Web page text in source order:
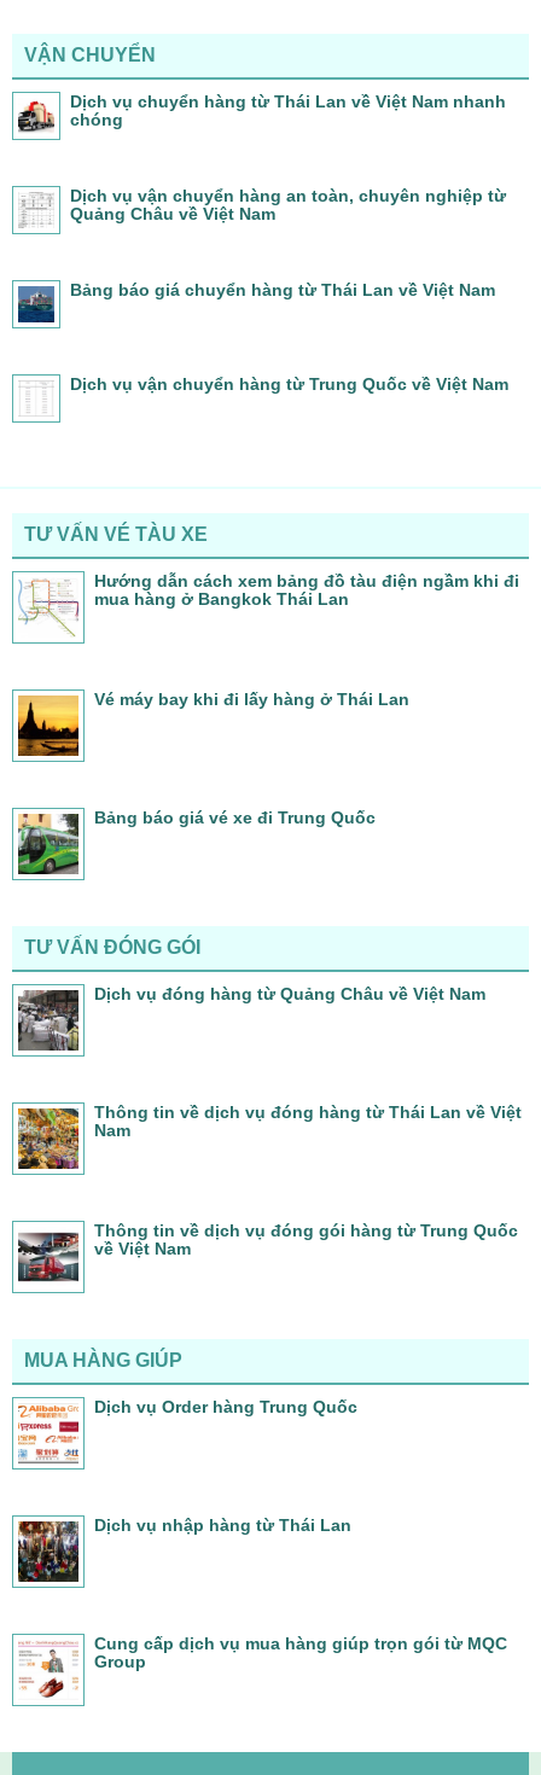
VẬN CHUYỂN
Dịch vụ chuyển hàng từ Thái Lan về Việt Nam nhanh
chóng
Dịch vụ vận chuyển hàng an toàn, chuyên nghiệp từ
Quảng Châu về Việt Nam
Bảng báo giá chuyển hàng từ Thái Lan về Việt Nam
Dịch vụ vận chuyển hàng từ Trung Quốc về Việt Nam
TƯ VẤN VÉ TÀU XE
Hướng dẫn cách xem bảng đồ tàu điện ngầm khi đi
mua hàng ở Bangkok Thái Lan
Vé máy bay khi đi lấy hàng ở Thái Lan
Bảng báo giá vé xe đi Trung Quốc
TƯ VẤN ĐÓNG GÓI
Dịch vụ đóng hàng từ Quảng Châu về Việt Nam
Thông tin về dịch vụ đóng hàng từ Thái Lan về Việt
Nam
Thông tin về dịch vụ đóng gói hàng từ Trung Quốc
về Việt Nam
MUA HÀNG GIÚP
Dịch vụ Order hàng Trung Quốc
Dịch vụ nhập hàng từ Thái Lan
Cung cấp dịch vụ mua hàng giúp trọn gói từ MQC
Group